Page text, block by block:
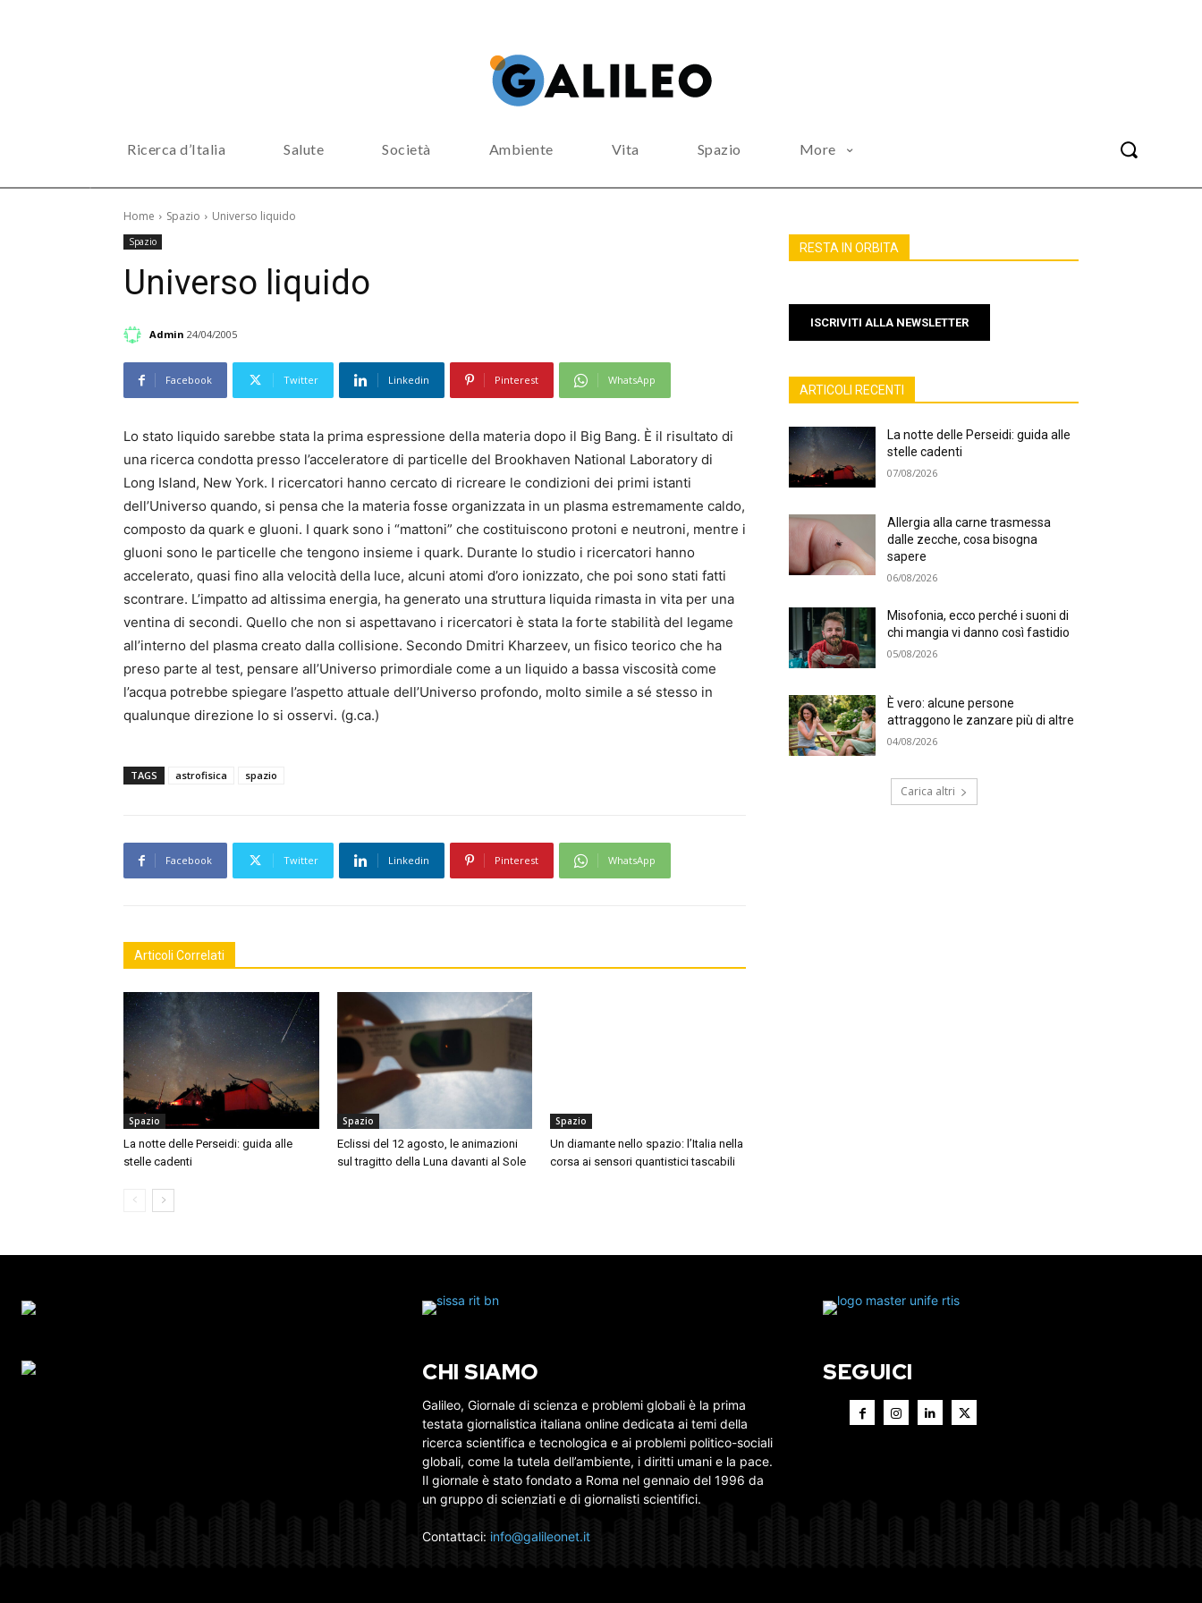
Ricerca d’Italia Salute Società Ambiente Vita Spazio More
Home Spazio Universo liquido
Spazio
Universo liquido
Admin 24/04/2005
Facebook Twitter Linkedin Pinterest WhatsApp
Lo stato liquido sarebbe stata la prima espressione della materia dopo il Big Bang. È il risultato di
una ricerca condotta presso l’acceleratore di particelle del Brookhaven National Laboratory di
Long Island, New York. I ricercatori hanno cercato di ricreare le condizioni dei primi istanti
dell’Universo quando, si pensa che la materia fosse organizzata in un plasma estremamente caldo,
composto da quark e gluoni. I quark sono i “mattoni” che costituiscono protoni e neutroni, mentre i
gluoni sono le particelle che tengono insieme i quark. Durante lo studio i ricercatori hanno
accelerato, quasi fino alla velocità della luce, alcuni atomi d’oro ionizzato, che poi sono stati fatti
scontrare. L’impatto ad altissima energia, ha generato una struttura liquida rimasta in vita per una
ventina di secondi. Quello che non si aspettavano i ricercatori è stata la forte stabilità del legame
all’interno del plasma creato dalla collisione. Secondo Dmitri Kharzeev, un fisico teorico che ha
preso parte al test, pensare all’Universo primordiale come a un liquido a bassa viscosità come
l’acqua potrebbe spiegare l’aspetto attuale dell’Universo profondo, molto simile a sé stesso in
qualunque direzione lo si osservi. (g.ca.)
TAGS astrofisica spazio
Facebook Twitter Linkedin Pinterest WhatsApp
Articoli Correlati
Spazio
La notte delle Perseidi: guida alle
stelle cadenti
Spazio
Eclissi del 12 agosto, le animazioni
sul tragitto della Luna davanti al Sole
Spazio
Un diamante nello spazio: l’Italia nella
corsa ai sensori quantistici tascabili
RESTA IN ORBITA
ISCRIVITI ALLA NEWSLETTER
ARTICOLI RECENTI
La notte delle Perseidi: guida alle
stelle cadenti
07/08/2026
Allergia alla carne trasmessa
dalle zecche, cosa bisogna
sapere
06/08/2026
Misofonia, ecco perché i suoni di
chi mangia vi danno così fastidio
05/08/2026
È vero: alcune persone
attraggono le zanzare più di altre
04/08/2026
Carica altri
CHI SIAMO
Galileo, Giornale di scienza e problemi globali è la prima
testata giornalistica italiana online dedicata ai temi della
ricerca scientifica e tecnologica e ai problemi politico-sociali
globali, come la tutela dell’ambiente, i diritti umani e la pace.
Il giornale è stato fondato a Roma nel gennaio del 1996 da
un gruppo di scienziati e di giornalisti scientifici.
Contattaci: info@galileonet.it
SEGUICI